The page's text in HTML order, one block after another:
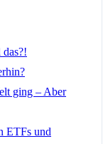
ging – Aber
ETFs und